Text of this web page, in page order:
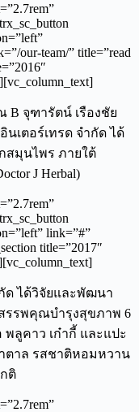
our-team/” title=”read
B จุฑารัตน์ เรืองชัย
นเตอร์เทรด จำกัด ได้
มุนไพร ภายใต้
J Herbal)
link=”#”
title=”2017″
กัด ได้วิจัยและพัฒนา
รรพคุณบำรุงสุขภาพ 6
ลูคาว เก๋ากี้ และแปะ
ตาล รสชาติหอมหวาน
ติ